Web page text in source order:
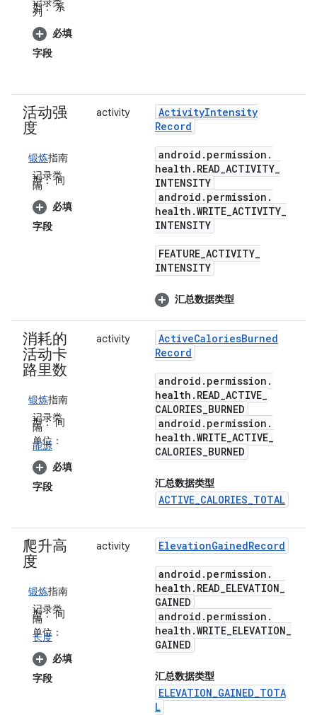
型：系
列
必填
字段
活动强
度
锻炼指南
记录类
型：间
隔
必填
字段
activity ActivityIntensity
Record
android . permission .
health . READ_ACTIVITY_
INTENSITY
android . permission .
health .WRITE_ACTIVITY_
INTENSITY
FEATURE_ACTIVITY_
INTENSITY
汇总数据类型
消耗的
活动卡
路里数
锻炼指南
记录类
型：间
隔
单位：
能源
必填
字段
activity ActiveCaloriesBurned
Record
android . permission .
health . READ_ACTIVE_
CALORIES_BURNED
android . permission .
health .WRITE_ACTIVE_
CALORIES_BURNED
汇总数据类型
ACTIVE_CALORIES_TOTAL
爬升高
度
锻炼指南
记录类
型：间
隔
单位：
长度
必填
字段
activity ElevationGainedRecord
android . permission .
health . READ_ELEVATION_
GAINED
android . permission .
health .WRITE_ELEVATION_
GAINED
汇总数据类型
ELEVATION_GAINED_TOTA
L